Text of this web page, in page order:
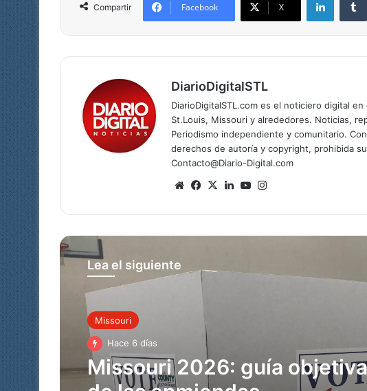
Compartir Facebook X
DiarioDigitalSTL
DiarioDigitalSTL.com es el noticiero digital
St.Louis, Missouri y alrededores. Noticias,
Periodismo independiente y comunitario.
derechos de autoría y copyright, prohibida
Contacto@Diario-Digital.com
SitioFacebook
X LinkedInYouTube
Lea el siguiente
Missouri
Missouri
Hace 1 semana